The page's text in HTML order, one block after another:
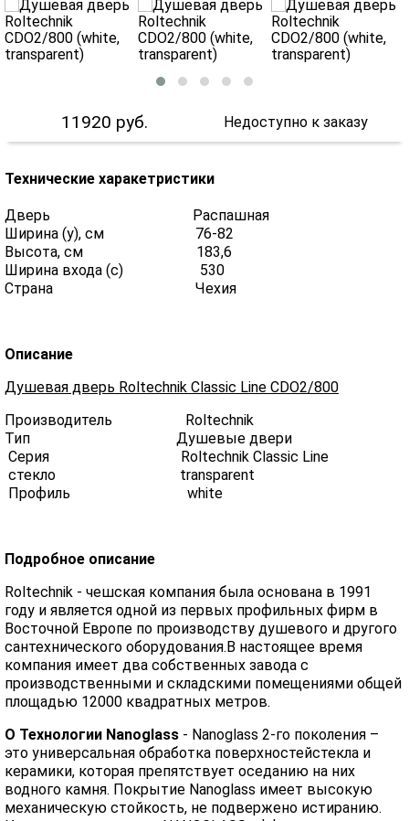
11920 руб. Недоступно к заказу
Технические харакетристики
Дверь Распашная
Ширина (y), см 76-82
Высота, см 183,6
Ширина входа (с) 530
Страна Чехия
Описание
Душевая дверь Roltechnik Classic Line CDO2/800
Производитель Roltechnik
Тип Душевые двери
Серия Roltechnik Classic Line
стекло transparent
Профиль white
Подробное описание
Roltechnik - чешская компания была основана в 1991
году и является одной из первых профильных фирм в
Восточной Европе по производству душевого и другого
сантехнического оборудования.В настоящее время
компания имеет два собственных завода с
производственными и складскими помещениями общей
площадью 12000 квадратных метров.
О Технологии Nanoglass - Nanoglass 2-го поколения –
это универсальная обработка поверхностейстекла и
керамики, которая препятствует оседанию на них
водного камня. Покрытие Nanoglass имеет высокую
механическую стойкость, не подвержено истиранию.